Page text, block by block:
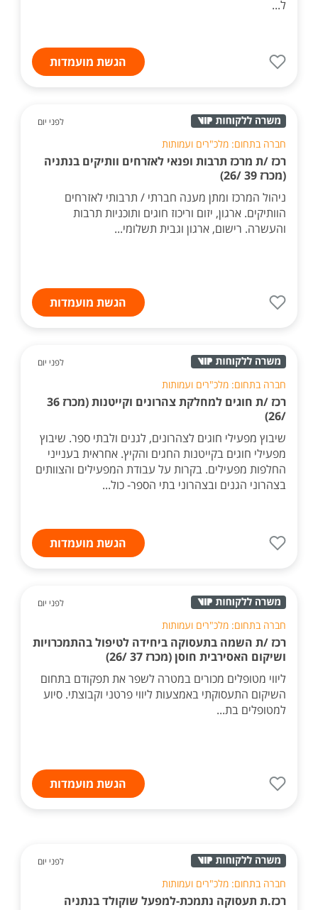
ל...
הגשת מועמדות
לפני יום
חברה בתחום: מלכ"רים ועמותות
רכז /ת מרכז תרבות ופנאי לאזרחים וותיקים בנתניה
(מכרז 39 /26)
ניהול המרכז ומתן מענה חברתי / תרבותי לאזרחים
הוותיקים. ארגון, יזום וריכוז חוגים ותוכניות תרבות
והעשרה. רישום, ארגון וגבית תשלומי...
הגשת מועמדות
לפני יום
חברה בתחום: מלכ"רים ועמותות
רכז /ת חוגים למחלקת צהרונים וקייטנות (מכרז 36
/26)
שיבוץ מפעילי חוגים לצהרונים, לגנים ולבתי ספר. שיבוץ
מפעילי חוגים בקייטנות החגים והקיץ. אחראית בענייני
החלפות מפעילים. בקרות על עבודת המפעילים והצוותים
בצהרוני הגנים ובצהרוני בתי הספר- כול...
הגשת מועמדות
לפני יום
חברה בתחום: מלכ"רים ועמותות
רכז /ת השמה בתעסוקה ביחידה לטיפול בהתמכרויות
ושיקום האסירבית חוסן (מכרז 37 /26)
ליווי מטופלים מכורים במטרה לשפר את תפקודם בתחום
השיקום התעסוקתי באמצעות ליווי פרטני וקבוצתי. סיוע
למטופלים בת...
הגשת מועמדות
לפני יום
חברה בתחום: מלכ"רים ועמותות
רכז.ת תעסוקה נתמכת-למפעל שוקולד בנתניה